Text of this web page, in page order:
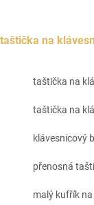
taštička na
taštička na
taštička na
klávesnicový
přenosná
malý kufřík